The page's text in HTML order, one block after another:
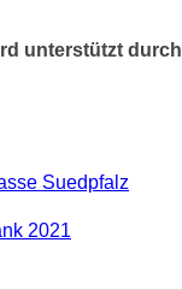
unterstützt durch